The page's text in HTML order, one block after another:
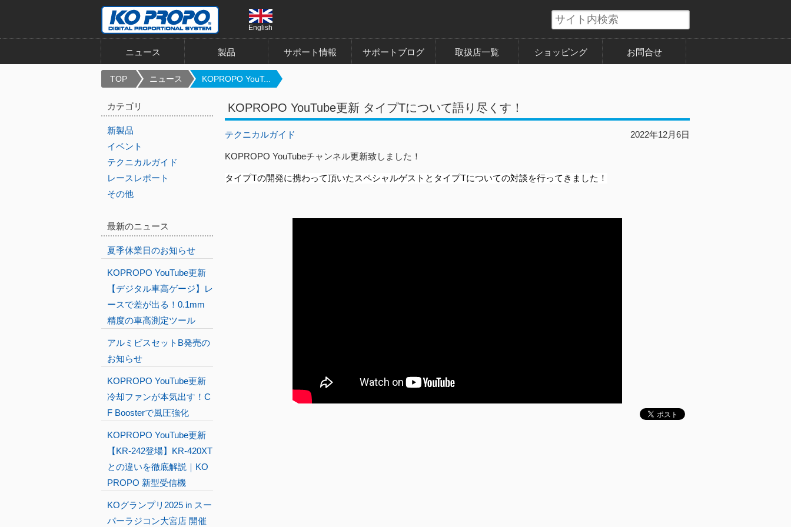
English
ニュース 製品 サポート情報 サポートブログ 取扱店一覧 ショッピング お問合せ
TOP ニュース KOPROPO YouT...
KOPROPO YouTube更新 タイプTについて語り尽くす！
2022年12月6日
テクニカルガイド
KOPROPO YouTubeチャンネル更新致しました！
タイプTの開発に携わって頂いたスペシャルゲストとタイプTについての対談を行ってきました！
カテゴリ
新製品
イベント
テクニカルガイド
レースレポート
その他
最新のニュース
夏季休業日のお知らせ
KOPROPO YouTube更新
【デジタル車高ゲージ】レ
ースで差が出る！0.1mm
精度の車高測定ツール
アルミビスセットB発売の
お知らせ
KOPROPO YouTube更新
冷却ファンが本気出す！C
F Boosterで風圧強化
KOPROPO YouTube更新
【KR-242登場】KR-420XT
との違いを徹底解説｜KO
PROPO 新型受信機
KOグランプリ2025 in スー
パーラジコン大宮店 開催